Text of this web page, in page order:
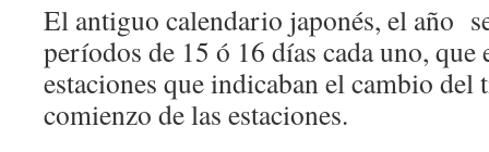
El antiguo calendario japonés, el año
períodos de 15 ó 16 días cada uno, que
estaciones que indicaban el cambio
comienzo de las estaciones.